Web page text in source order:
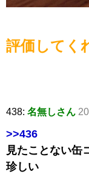
評価してく
438: 名無しさん
>>436
見たことない缶
珍しい